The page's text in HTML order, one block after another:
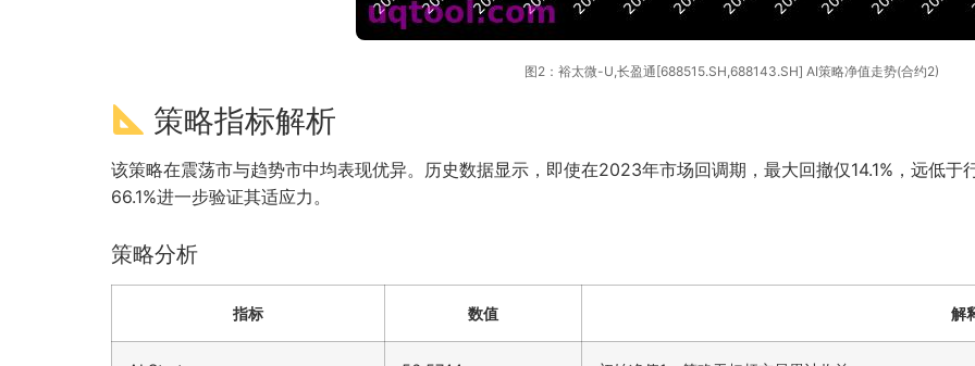
图2：裕太微-U,长盈通[688515.SH,688143.SH] AI策略净值走势(合约2)
策略指标解析
该策略在震荡市与趋势市中均表现优异。历史数据显示，即使在2023年市场回调期，最大回撤仅14.1%，远低
66.1%进一步验证其适应力。
策略分析
指标 数值 解